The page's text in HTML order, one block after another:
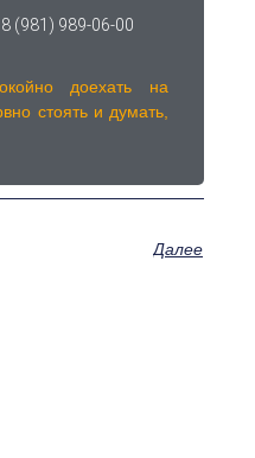
(981) 989-06-00
доехать на
стоять и думать,
Далее